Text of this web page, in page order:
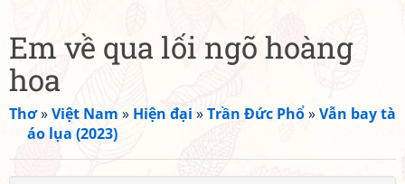
Em về qua lối ngõ hoàng
hoa
Thơ»Việt Nam » Hiện đại »Trần Đức Phổ»Vẫn bay tà
áo lụa (2023)